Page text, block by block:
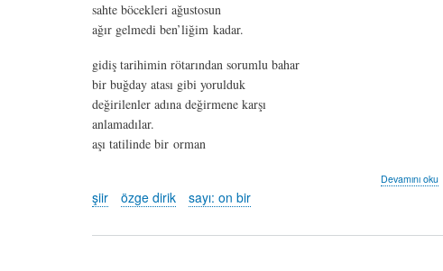
sahte böcekleri ağustosun
ağır gelmedi ben’liğim kadar.
gidiş tarihimin rötarından sorumlu bahar
bir buğday atası gibi yorulduk
değirilenler adına değirmene karşı
anlamadılar.
aşı tatilinde bir orman
kırılış
hakkında
Devamını oku
şiir özge dirik sayı: on bir